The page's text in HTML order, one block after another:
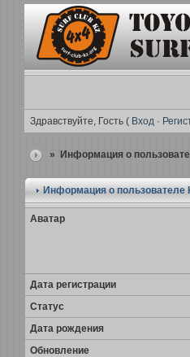
Здравствуйте, Гость ( Вход·
» Информация о
Информация о пользователе
Аватар
Дата регистрации
Статус
Дата рождения
Обновление